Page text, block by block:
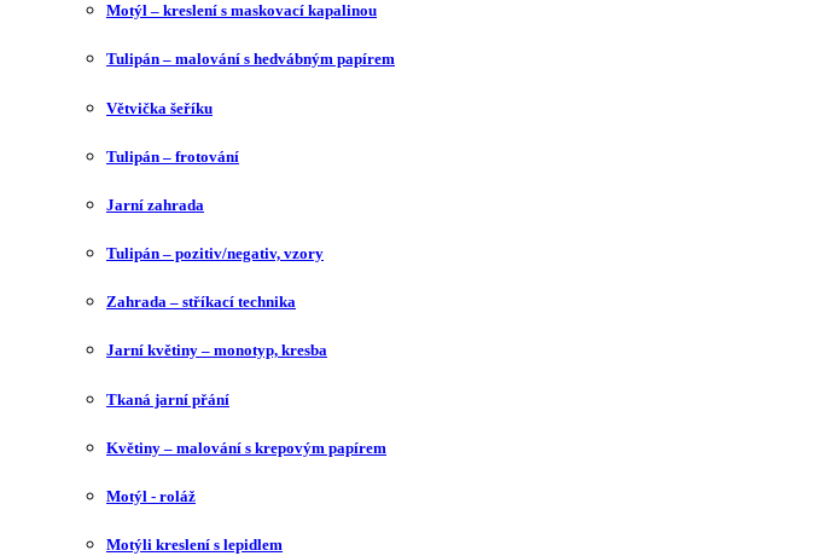
Motýl – kreslení s maskovací kapalinou
Tulipán – malování s hedvábným papírem
Větvička šeříku
Tulipán – frotování
Jarní zahrada
Tulipán – pozitiv/negativ, vzory
Zahrada – stříkací technika
Jarní květiny – monotyp, kresba
Tkaná jarní přání
Květiny – malování s krepovým papírem
Motýl - roláž
Motýli kreslení s lepidlem